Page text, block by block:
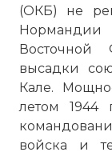
(ОКБ) не
высадки
Кале.
летом 1944
войска и